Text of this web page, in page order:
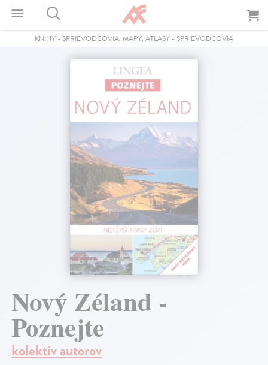
KNIHY - SPRIEVODCOVIA, MAPY, ATLASY - SPRIEVODCOVIA
Nový Zéland -
Poznejte
kolektív autorov